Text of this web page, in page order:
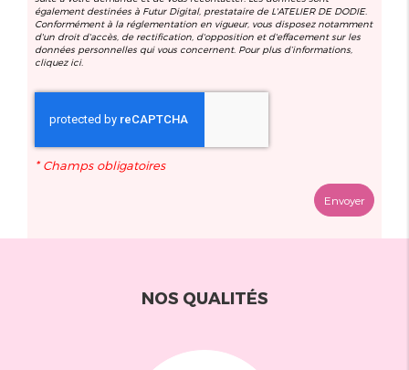
également destinées à Futur Digital, prestataire de L'ATELIER DE DODIE.
Conformément à la réglementation en vigueur, vous disposez notamment
d'un droit d'accès, de rectification, d'opposition et d'effacement sur les
données personnelles qui vous concernent. Pour plus d’informations,
cliquez ici.
*Champs obligatoires
NOS QUALITÉS